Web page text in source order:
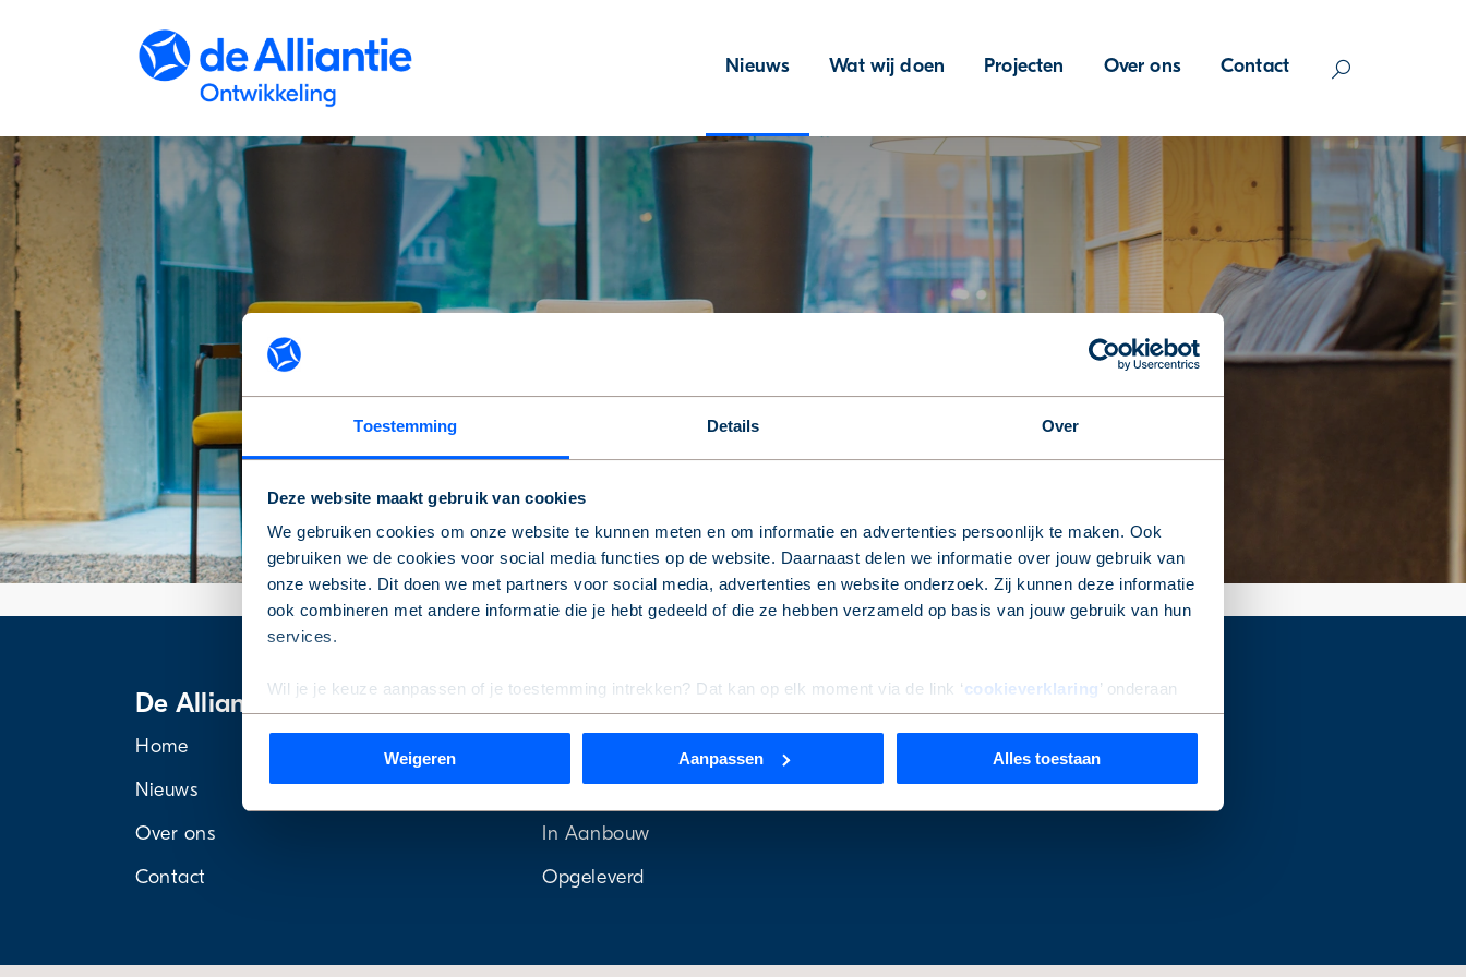
Toestemming Details Over
Deze website maakt gebruik van cookies
We gebruiken cookies om onze website te kunnen meten en om informatie en advertenties persoonlijk te maken. Ook
gebruiken we de cookies voor social media functies op de website. Daarnaast delen we informatie over jouw gebruik van
onze website. Dit doen we met partners voor social media, advertenties en website onderzoek. Zij kunnen deze informatie
ook combineren met andere informatie die je hebt gedeeld of die ze hebben verzameld op basis van jouw gebruik van hun
services.
Wil je je keuze aanpassen of je toestemming intrekken? Dat kan op elk moment via de link ‘cookieverklaring’ onderaan
de pagina.
We werken samen met1 derde die uw gegevens kunnen ontvangen en verwerken.
Weigeren Aanpassen Alles toestaan
Nieuws Wat wij doen Projecten Over ons Contact
De Alliantie Ontwikkeling
Home
Nieuws
Over ons
Contact
Onze projecten
In verkoop
In Aanbouw
Opgeleverd
Volg Ons